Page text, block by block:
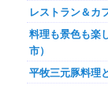
レストラン＆カ
料理も景色も楽
市）
平牧三元豚料理